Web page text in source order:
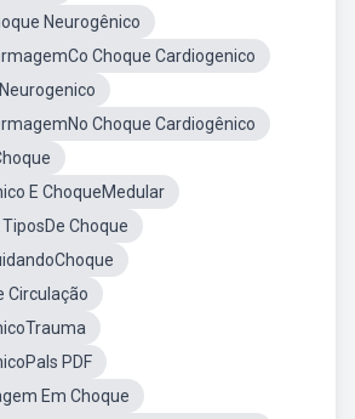
Neurogênico
Choque Cardiogenico
Choque Cardiogênico
E ChoqueMedular
Choque
Circulação
PDF
Em Choque